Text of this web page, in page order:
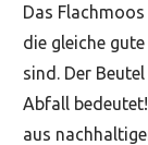
Das
die gleiche
sind. Der
Abfall
aus